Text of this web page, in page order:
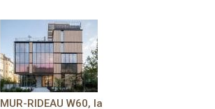
MUR-RIDEAU W60, la